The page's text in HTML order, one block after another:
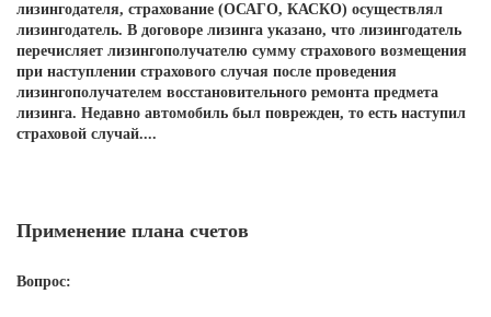
лизингодателя, страхование (ОСАГО, КАСКО) осуществлял
лизингодатель. В договоре лизинга указано, что лизингодатель
перечисляет лизингополучателю сумму страхового возмещения
при наступлении страхового случая после проведения
лизингополучателем восстановительного ремонта предмета
лизинга. Недавно автомобиль был поврежден, то есть наступил
страховой случай....
Применение плана счетов
Вопрос: